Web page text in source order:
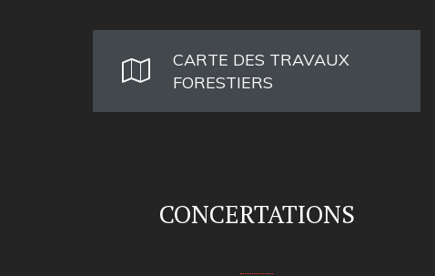
CARTE DES TRAVAUX
FORESTIERS
CONCERTATIONS